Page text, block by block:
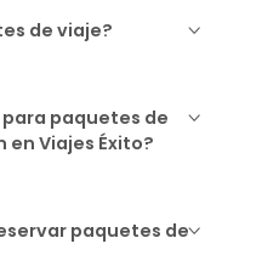
de viaje?
paquetes de
Viajes Éxito?
paquetes de